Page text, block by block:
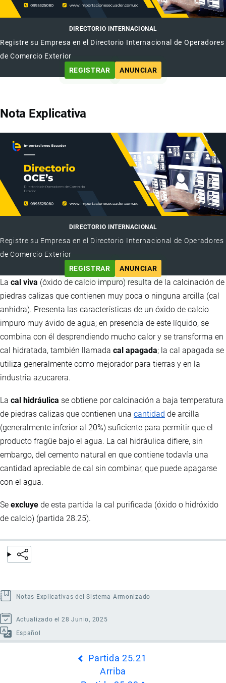
DIRECTORIO INTERNACIONAL
Registre su Empresa en el Directorio Internacional de Operadores
de Comercio Exterior
REGISTRAR
ANUNCIAR
Nota Explicativa
DIRECTORIO INTERNACIONAL
Registre su Empresa en el Directorio Internacional de Operadores
de Comercio Exterior
REGISTRAR
ANUNCIAR
La cal viva (óxido de calcio impuro) resulta de la calcinación de
piedras calizas que contienen muy poca o ninguna arcilla (cal
anhidra). Presenta las características de un óxido de calcio
impuro muy ávido de agua; en presencia de este líquido, se
combina con él desprendiendo mucho calor y se transforma en
cal hidratada, también llamada cal apagada; la cal apagada se
utiliza generalmente como mejorador para tierras y en la
industria azucarera.
La cal hidráulica se obtiene por calcinación a baja temperatura
de piedras calizas que contienen una cantidad de arcilla
(generalmente inferior al 20%) suficiente para permitir que el
producto fragüe bajo el agua. La cal hidráulica difiere, sin
embargo, del cemento natural en que contiene todavía una
cantidad apreciable de cal sin combinar, que puede apagarse
con el agua.
Se excluye de esta partida la cal purificada (óxido o hidróxido
de calcio) (partida 28.25).
Notas Explicativas del Sistema Armonizado
Actualizado el 28 Junio, 2025
Español
Partida 25.21
Arriba